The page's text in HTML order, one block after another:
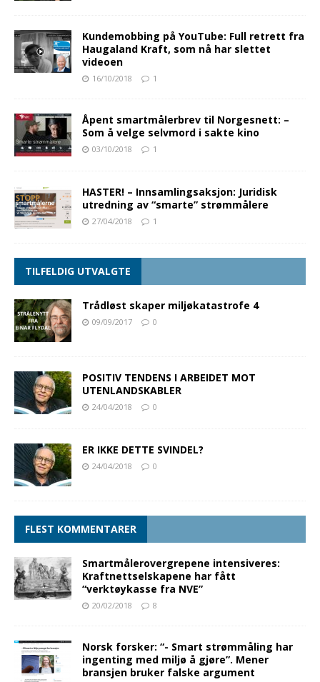
Kundemobbing på YouTube: Full retrett fra
Haugaland Kraft, som nå har slettet
videoen
16/10/2018 1
Åpent smartmålerbrev til Norgesnett: –
Som å velge selvmord i sakte kino
03/10/2018 1
HASTER! – Innsamlingsaksjon: Juridisk
utredning av “smarte” strømmålere
27/04/2018 1
TILFELDIG UTVALGTE
Trådløst skaper miljøkatastrofe 4
09/09/2017 0
POSITIV TENDENS I ARBEIDET MOT
UTENLANDSKABLER
24/04/2018 0
ER IKKE DETTE SVINDEL?
24/04/2018 0
FLEST KOMMENTARER
Smartmålerovergrepene intensiveres:
Kraftnettselskapene har fått
“verktøykasse fra NVE”
20/02/2018 8
Norsk forsker: “- Smart strømmåling har
ingenting med miljø å gjøre”. Mener
bransjen bruker falske argument